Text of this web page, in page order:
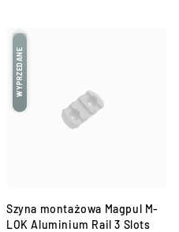
WYPRZEDANE
Szyna montażowa Magpul M-
LOK Aluminium Rail 3 Slots